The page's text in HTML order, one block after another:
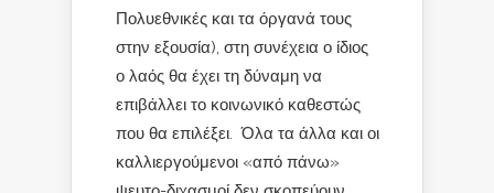
Πολυεθνικές και τα όργανά τους
στην εξουσία), στη συνέχεια ο ίδιος
ο λαός θα έχει τη δύναμη να
επιβάλλει το κοινωνικό καθεστώς
που θα επιλέξει. Όλα τα άλλα και οι
καλλιεργούμενοι «από πάνω»